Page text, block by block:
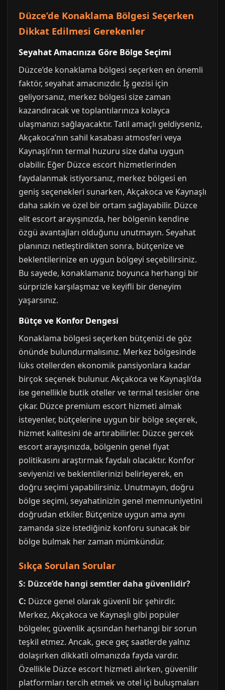
Düzce’de Konaklama Bölgesi Seçerken
Dikkat Edilmesi Gerekenler
Seyahat Amacınıza Göre Bölge Seçimi
Düzce’de konaklama bölgesi seçerken en önemli
faktör, seyahat amacınızdır. İş gezisi için
geliyorsanız, merkez bölgesi size zaman
kazandıracak ve toplantılarınıza kolayca
ulaşmanızı sağlayacaktır. Tatil amaçlı geldiyseniz,
Akçakoca’nın sahil kasabası atmosferi veya
Kaynaşlı’nın termal huzuru size daha uygun
olabilir. Eğer Düzce escort hizmetlerinden
faydalanmak istiyorsanız, merkez bölgesi en
geniş seçenekleri sunarken, Akçakoca ve Kaynaşlı
daha sakin ve özel bir ortam sağlayabilir. Düzce
elit escort arayışınızda, her bölgenin kendine
özgü avantajları olduğunu unutmayın. Seyahat
planınızı netleştirdikten sonra, bütçenize ve
beklentilerinize en uygun bölgeyi seçebilirsiniz.
Bu sayede, konaklamanız boyunca herhangi bir
sürprizle karşılaşmaz ve keyifli bir deneyim
yaşarsınız.
Bütçe ve Konfor Dengesi
Konaklama bölgesi seçerken bütçenizi de göz
önünde bulundurmalısınız. Merkez bölgesinde
lüks otellerden ekonomik pansiyonlara kadar
birçok seçenek bulunur. Akçakoca ve Kaynaşlı’da
ise genellikle butik oteller ve termal tesisler öne
çıkar. Düzce premium escort hizmeti almak
isteyenler, bütçelerine uygun bir bölge seçerek,
hizmet kalitesini de artırabilirler. Düzce gercek
escort arayışınızda, bölgenin genel fiyat
politikasını araştırmak faydalı olacaktır. Konfor
seviyenizi ve beklentilerinizi belirleyerek, en
doğru seçimi yapabilirsiniz. Unutmayın, doğru
bölge seçimi, seyahatinizin genel memnuniyetini
doğrudan etkiler. Bütçenize uygun ama aynı
zamanda size istediğiniz konforu sunacak bir
bölge bulmak her zaman mümkündür.
Sıkça Sorulan Sorular
S: Düzce’de hangi semtler daha güvenlidir?
C: Düzce genel olarak güvenli bir şehirdir.
Merkez, Akçakoca ve Kaynaşlı gibi popüler
bölgeler, güvenlik açısından herhangi bir sorun
teşkil etmez. Ancak, gece geç saatlerde yalnız
dolaşırken dikkatli olmanızda fayda vardır.
Özellikle Düzce escort hizmeti alırken, güvenilir
platformları tercih etmek ve otel içi buluşmaları